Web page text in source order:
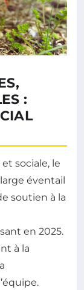
:
sociale, le
éventail
soutien à la
en 2025.
à la